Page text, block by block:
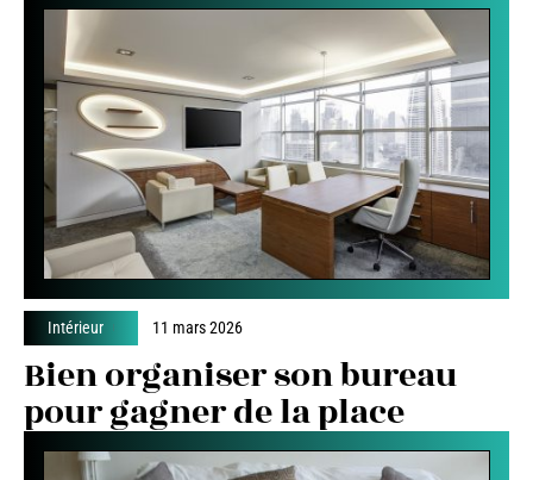
Intérieur 11 mars 2026
Bien organiser son bureau
pour gagner de la place